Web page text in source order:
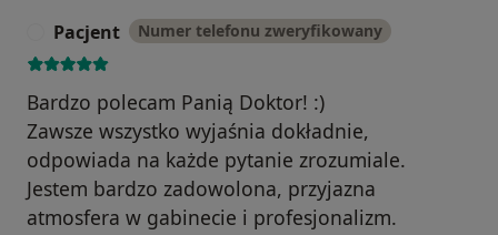
Pacjent Numer telefonu zweryfikowany
Bardzo polecam Panią Doktor! :)
Zawsze wszystko wyjaśnia dokładnie,
odpowiada na każde pytanie zrozumiale.
Jestem bardzo zadowolona, przyjazna
atmosfera w gabinecie i profesjonalizm.